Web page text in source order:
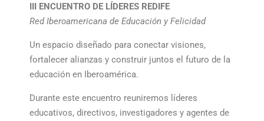
III ENCUENTRO DE LÍDERES REDIFE
Red Iberoamericana de Educación y Felicidad
Un espacio diseñado para conectar visiones,
fortalecer alianzas y construir juntos el futuro de la
educación en Iberoamérica.
Durante este encuentro reuniremos líderes
educativos, directivos, investigadores y agentes de